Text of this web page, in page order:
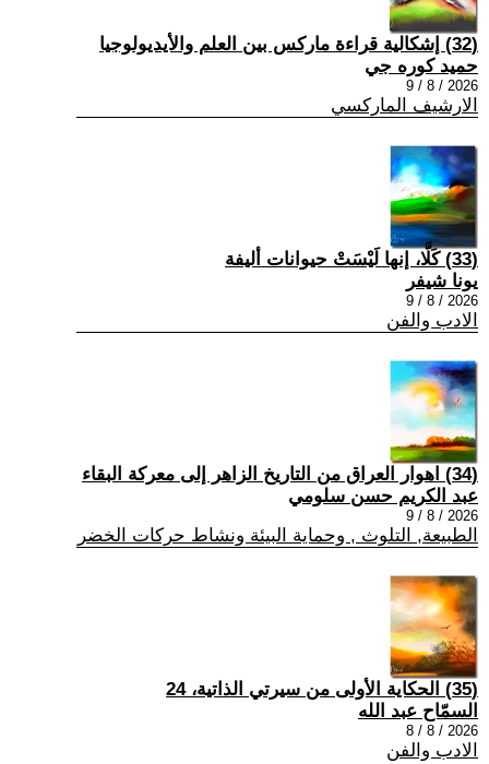
(32) إشكالية قراءة ماركس بين العلم والأيديولوجيا
حميد كوره جي
2026 / 8 / 9
الارشيف الماركسي
(33) كَلَّا، إنها لَيْسَتْ حيوانات أليفة
يونا شيفر
2026 / 8 / 9
الادب والفن
(34) اهوار العراق من التاريخ الزاهر إلى معركة البقاء
عبد الكريم حسن سلومي
2026 / 8 / 9
الطبيعة, التلوث , وحماية البيئة ونشاط حركات الخضر
(35) الحكاية الأولى من سيرتي الذاتية، 24
السمّاح عبد الله
2026 / 8 / 8
الادب والفن